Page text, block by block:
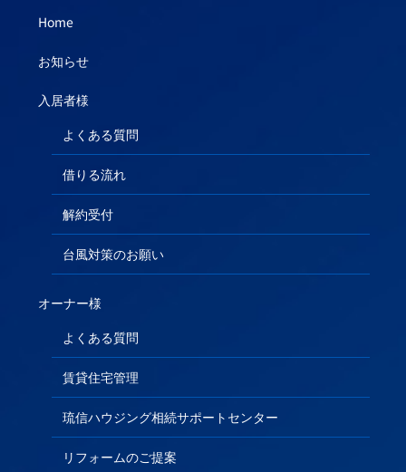
Home
お知らせ
入居者様
よくある質問
借りる流れ
解約受付
台風対策のお願い
オーナー様
よくある質問
賃貸住宅管理
琉信ハウジング相続サポートセンター
リフォームのご提案